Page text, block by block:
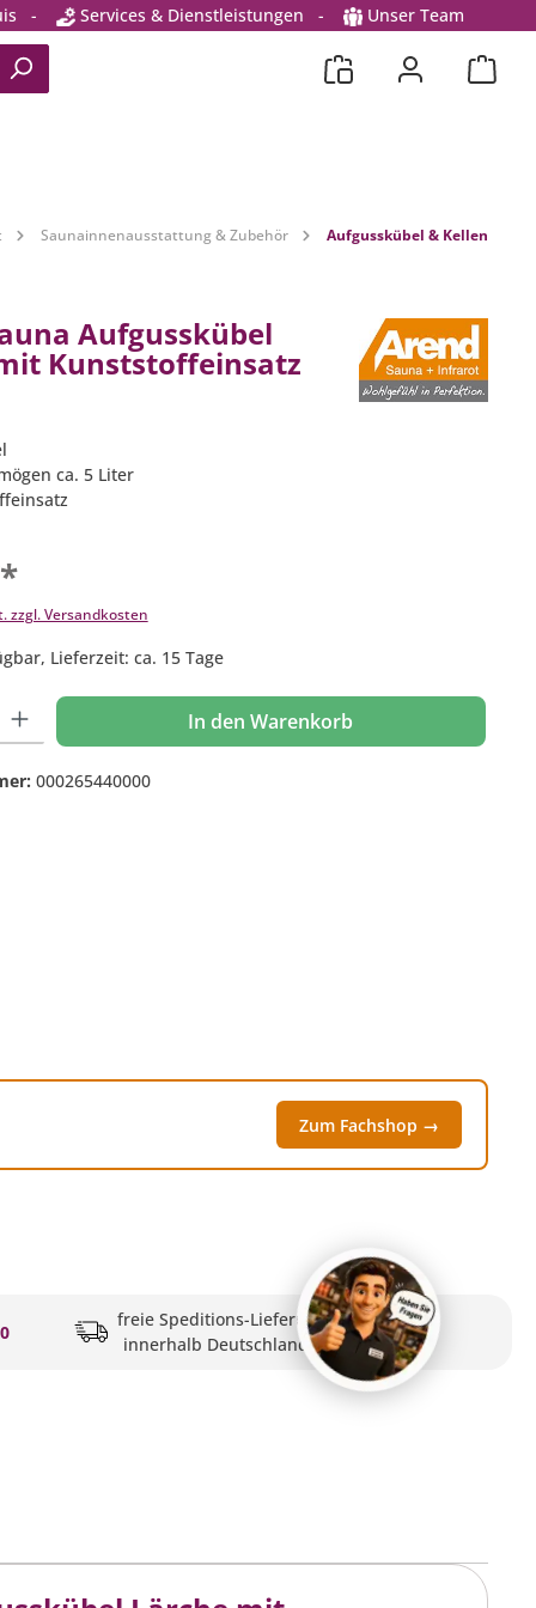
- Services & Dienstleistungen - Unser Team
Saunainnenausstattung & Zubehör Aufgusskübel & Kellen
Aufgusskübel
Kunststoffeinsatz
ca. 5 Liter
zzgl. Versandkosten
Lieferzeit: ca. 15 Tage
Gib den gewünschten Wert ein oder benutze die Schaltflächen um die
In den Warenkorb
000265440000
Zum Fachshop →
freie Speditions-Lieferung
innerhalb Deutschlands